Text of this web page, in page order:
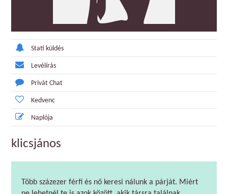
Stati küldés
Levélírás
Privát Chat
Kedvenc
Naplója
klicsjános
Több százezer férfi és nő keresi nálunk a párját. Miért